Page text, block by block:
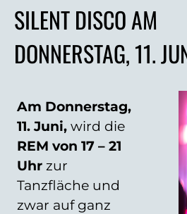
SILENT DISCO AM
DONNERSTAG, 11.
Am Donnerstag,
11. Juni, wird die
REM von 17 – 21
Uhr zur
Tanzfläche und
zwar auf ganz